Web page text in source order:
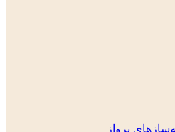
پرواز